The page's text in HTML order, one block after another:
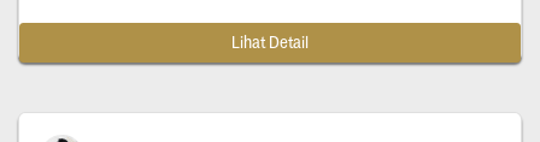
Lihat Detail